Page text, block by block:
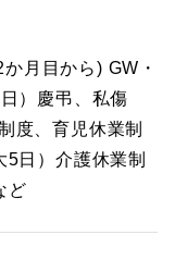
月目から) GW・
）慶弔、私傷
度、育児休業制
日）介護休業制
ど